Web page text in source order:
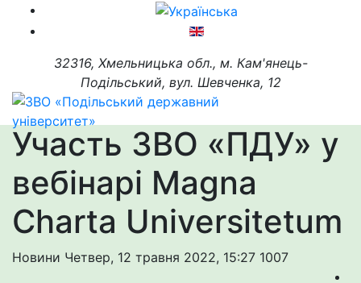
32316, Хмельницька обл., м. Кам'янець-
Подільський, вул. Шевченка, 12
Участь ЗВО «ПДУ» у
вебінарі Magna
Charta Universitetum
Новини Четвер, 12 травня 2022, 15:27 1007